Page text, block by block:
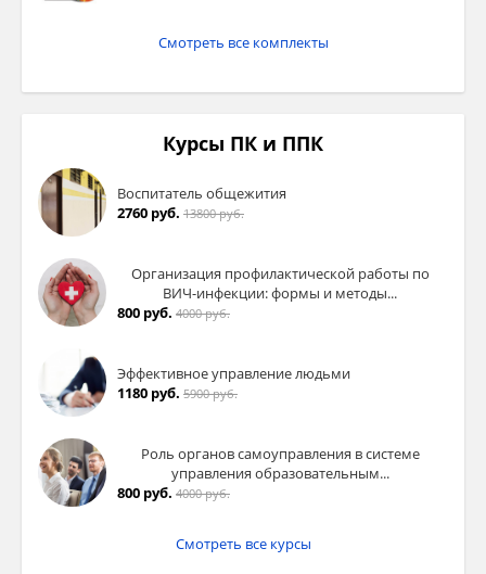
Смотреть все комплекты
Курсы ПК и ППК
Воспитатель общежития
2760 руб. 13800 руб.
Организация профилактической работы по
ВИЧ-инфекции: формы и методы...
800 руб. 4000 руб.
Эффективное управление людьми
1180 руб. 5900 руб.
Роль органов самоуправления в системе
управления образовательным...
800 руб. 4000 руб.
Смотреть все курсы